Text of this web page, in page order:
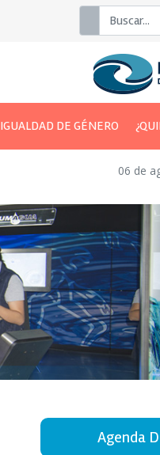
Buscar
IGUALDAD DE GÉNERO
06 de
Agenda